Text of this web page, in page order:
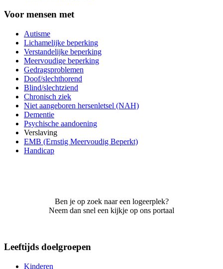
Voor mensen met
Autisme
Lichamelijke beperking
Verstandelijke beperking
Meervoudige beperking
Gedragsproblemen
Doof/slechthorend
Blind/slechtziend
Chronisch ziek
Niet aangeboren hersenletsel (NAH)
Dementie
Psychische aandoening
Verslaving
EMB (Ernstig Meervoudig Beperkt)
Handicap
Ben je op zoek naar een logeerplek?
Neem dan snel een kijkje op ons portaal
Leeftijds doelgroepen
Kinderen